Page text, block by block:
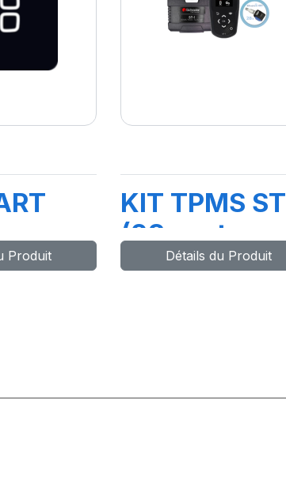
Produit
KIT TPMS
(28 capteurs
T2200-Détails du Produit